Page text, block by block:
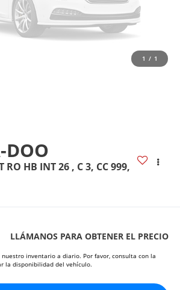
1 / 1
DOO
RO HB INT 26 , C 3, CC 999,
LLÁMANOS PARA OBTENER EL PRECIO
nuestro inventario a diario. Por favor, consulta con la
la disponibilidad del vehículo.